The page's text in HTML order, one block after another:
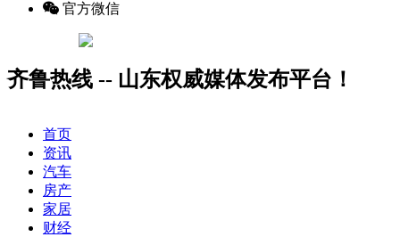
官方微信
齐鲁热线 -- 山东权威媒体发布平台！
首页
资讯
汽车
房产
家居
财经